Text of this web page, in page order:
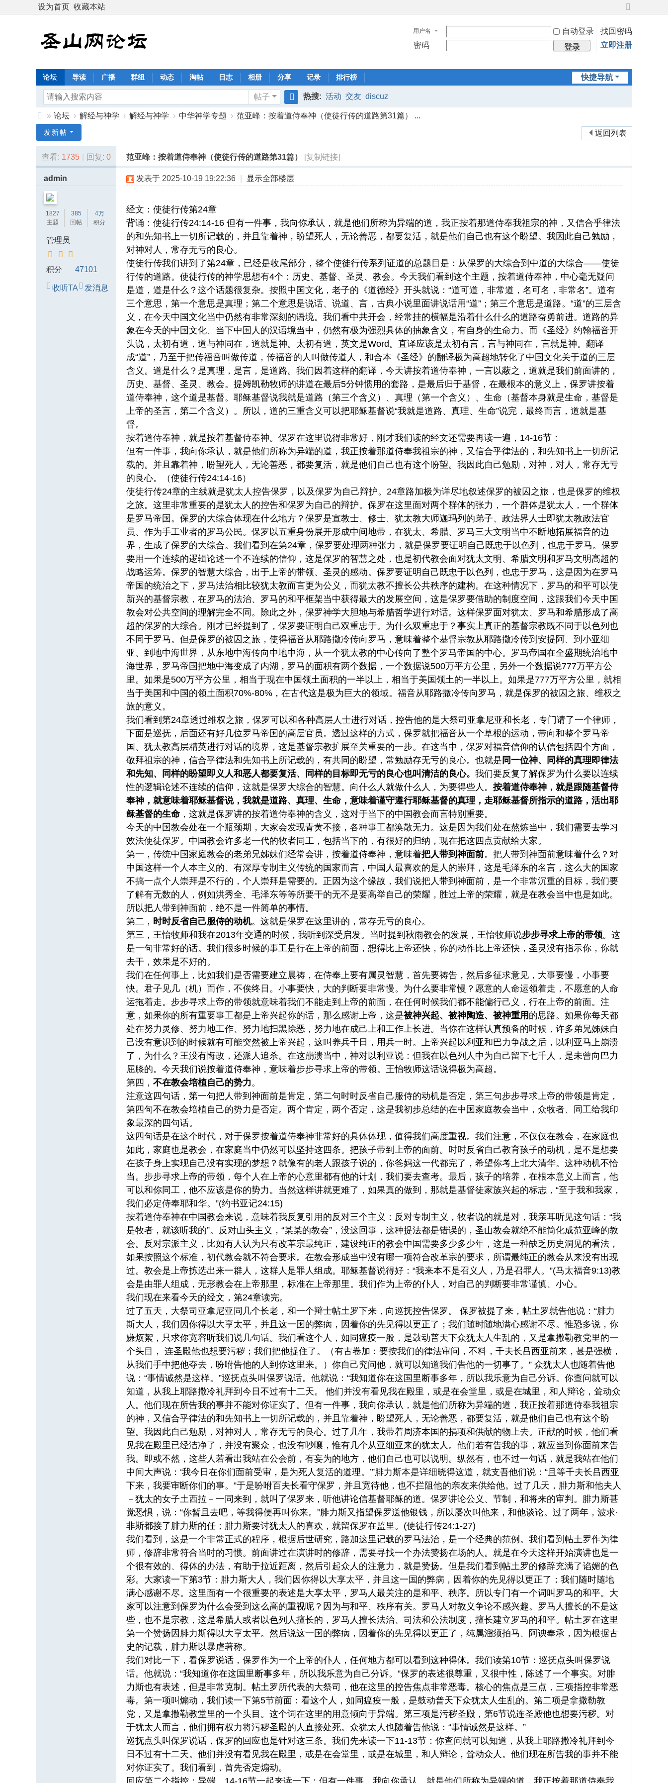
设为首页 收藏本站
切
换
到
宽
版
用户名 自动登录
找回密码
密码
登录 立即注册
快捷导航
论坛 导读 广播 群组 动态 淘帖 日志 相册 分享 记录 排行榜
帖子
搜
热搜: 活动 交友 discuz
山
网
坛
» 论坛 › 解经与神学 › 解经与神学 › 中华神学专题 › 范亚峰：按着道侍奉神（使徒行传的道路第31篇） ...
返回列表
发新帖
查看: 1735 回复: 0 范亚峰：按着道侍奉神（使徒行传的道路第31篇） [复制链接]
admin
1827
主题
385
回帖
4万
积分
管理员
积分 47101
收听TA 发消息
发表于 2025-10-19 19:22:36 显示全部楼层
经文：使徒行传第24章
背诵：使徒行传24:14-16 但有一件事，我向你承认，就是他们所称为异端的道，我正按着那道侍奉我祖宗的神，又信合乎律法
的和先知书上一切所记载的，并且靠着神，盼望死人，无论善恶，都要复活，就是他们自己也有这个盼望。我因此自己勉励，
对神对人，常存无亏的良心。
使徒行传我们讲到了第24章，已经是收尾部分，整个使徒行传系列证道的总题目是：从保罗的大综合到中道的大综合——使徒
行传的道路。使徒行传的神学思想有4个：历史、基督、圣灵、教会。今天我们看到这个主题，按着道侍奉神，中心毫无疑问
是道，道是什么？这个话题很复杂。按照中国文化，老子的《道德经》开头就说：“道可道，非常道，名可名，非常名”。道有
三个意思，第一个意思是真理；第二个意思是说话、说道、言，古典小说里面讲说话用“道”；第三个意思是道路。“道”的三层含
义，在今天中国文化当中仍然有非常深刻的语境。我们看中共开会，经常挂的横幅是沿着什么什么的道路奋勇前进。道路的异
象在今天的中国文化、当下中国人的汉语境当中，仍然有极为强烈具体的抽象含义，有自身的生命力。而《圣经》约翰福音开
头说，太初有道，道与神同在，道就是神。太初有道，英文是Word。直译应该是太初有言，言与神同在，言就是神。翻译
成“道”，乃至于把传福音叫做传道，传福音的人叫做传道人，和合本《圣经》的翻译极为高超地转化了中国文化关于道的三层
含义。道是什么？是真理，是言，是道路。我们因着这样的翻译，今天讲按着道侍奉神，一言以蔽之，道就是我们前面讲的，
历史、基督、圣灵、教会。提姆凯勒牧师的讲道在最后5分钟惯用的套路，是最后归于基督，在最根本的意义上，保罗讲按着
道侍奉神，这个道是基督。耶稣基督说我就是道路（第三个含义）、真理（第一个含义）、生命（基督本身就是生命，基督是
上帝的圣言，第二个含义）。所以，道的三重含义可以把耶稣基督说“我就是道路、真理、生命”说完，最终而言，道就是基
督。
按着道侍奉神，就是按着基督侍奉神。保罗在这里说得非常好，刚才我们读的经文还需要再读一遍，14-16节：
但有一件事，我向你承认，就是他们所称为异端的道，我正按着那道侍奉我祖宗的神，又信合乎律法的，和先知书上一切所记
载的。并且靠着神，盼望死人，无论善恶，都要复活，就是他们自己也有这个盼望。我因此自己勉励，对神，对人，常存无亏
的良心。（使徒行传24:14-16）
使徒行传24章的主线就是犹太人控告保罗，以及保罗为自己辩护。24章路加极为详尽地叙述保罗的被囚之旅，也是保罗的维权
之旅。这里非常重要的是犹太人的控告和保罗为自己的辩护。保罗在这里面对两个群体的张力，一个群体是犹太人，一个群体
是罗马帝国。保罗的大综合体现在什么地方？保罗是宣教士、修士、犹太教大师迦玛列的弟子、政法界人士即犹太教政法官
员、作为手工业者的罗马公民。保罗以五重身份展开形成中间地带，在犹太、希腊、罗马三大文明当中不断地拓展福音的边
界，生成了保罗的大综合。我们看到在第24章，保罗要处理两种张力，就是保罗要证明自己既忠于以色列，也忠于罗马。保罗
要用一个连续的逻辑论述一个不连续的信仰，这是保罗的智慧之处，也是初代教会面对犹太文明、希腊文明和罗马文明高超的
战略运筹。保罗的智慧大综合，出于上帝的带领、圣灵的感动。保罗要证明自己既忠于以色列，也忠于罗马，这是因为在罗马
帝国的统治之下，罗马法治相比较犹太教而言更为公义，而犹太教不擅长公共秩序的建构。在这种情况下，罗马的和平可以使
新兴的基督宗教，在罗马的法治、罗马的和平框架当中获得最大的发展空间，这是保罗要借助的制度空间，这跟我们今天中国
教会对公共空间的理解完全不同。除此之外，保罗神学大胆地与希腊哲学进行对话。这样保罗面对犹太、罗马和希腊形成了高
超的保罗的大综合。刚才已经提到了，保罗要证明自己双重忠于。为什么双重忠于？事实上真正的基督宗教既不同于以色列也
不同于罗马。但是保罗的被囚之旅，使得福音从耶路撒冷传向罗马，意味着整个基督宗教从耶路撒冷传到安提阿、到小亚细
亚、到地中海世界，从东地中海传向中地中海，从一个犹太教的中心传向了整个罗马帝国的中心。罗马帝国在全盛期统治地中
海世界，罗马帝国把地中海变成了内湖，罗马的面积有两个数据，一个数据说500万平方公里，另外一个数据说777万平方公
里。如果是500万平方公里，相当于现在中国领土面积的一半以上，相当于美国领土的一半以上。如果是777万平方公里，就相
当于美国和中国的领土面积70%-80%，在古代这是极为巨大的领域。福音从耶路撒冷传向罗马，就是保罗的被囚之旅、维权之
旅的意义。
我们看到第24章透过维权之旅，保罗可以和各种高层人士进行对话，控告他的是大祭司亚拿尼亚和长老，专门请了一个律师，
下面是巡抚，后面还有好几位罗马帝国的高层官员。透过这样的方式，保罗就把福音从一个草根的运动，带向和整个罗马帝
国、犹太教高层精英进行对话的境界，这是基督宗教扩展至关重要的一步。在这当中，保罗对福音信仰的认信包括四个方面，
敬拜祖宗的神，信合乎律法和先知书上所记载的，有共同的盼望，常勉励存无亏的良心。也就是 同一位神、同样的真理即律法
和先知、同样的盼望即义人和恶人都要复活、同样的目标即无亏的良心也叫清洁的良心。 我们要反复了解保罗为什么要以连续
性的逻辑论述不连续的信仰，这就是保罗大综合的智慧。向什么人就做什么人，为要得些人。 按着道侍奉神，就是跟随基督侍
奉神 ， 就意味着耶稣基督说，我就是道路、真理、生命，意味着谨守遵行耶稣基督的真理，走耶稣基督所指示的道路，活出耶
稣基督的生命，这就是保罗讲的按着道侍奉神的含义，这对于当下的中国教会而言特别重要。
今天的中国教会处在一个瓶颈期，大家会发现青黄不接，各种事工都涣散无力。这是因为我们处在熬炼当中，我们需要去学习
效法使徒保罗。中国教会许多老一代的牧者同工，包括当下的，有很好的归纳，现在把这四点贡献给大家。
第一，传统中国家庭教会的老弟兄姊妹们经常会讲，按着道侍奉神，意味着把人带到神面前。把人带到神面前意味着什么？对
中国这样一个人本主义的、有深厚专制主义传统的国家而言，中国人最喜欢的是人的崇拜，这是毛泽东的名言，这么大的国家
不搞一点个人崇拜是不行的，个人崇拜是需要的。正因为这个缘故，我们说把人带到神面前，是一个非常沉重的目标，我们要
了解有无数的人，例如洪秀全、毛泽东等等所要干的无不是要高举自己的荣耀，胜过上帝的荣耀，就是在教会当中也是如此。
所以把人带到神面前，绝不是一件简单的事情。
第二， 时时反省自己服侍的动机。这就是保罗在这里讲的，常存无亏的良心。
第三，王怡牧师和我在2013年交通的时候，我听到深受启发。当时提到秋雨教会的发展，王怡牧师说步步寻求上帝的带领。这
是一句非常好的话。我们很多时候的事工是行在上帝的前面，想得比上帝还快，你的动作比上帝还快，圣灵没有指示你，你就
去干，效果是不好的。
我们在任何事上，比如我们是否需要建立晨祷，在侍奉上要有属灵智慧，首先要祷告，然后多征求意见，大事要慢，小事要
快。君子见几（机）而作，不俟终日。小事要快，大的判断要非常慢。为什么要非常慢？愿意的人命运领着走，不愿意的人命
运拖着走。步步寻求上帝的带领就意味着我们不能走到上帝的前面，在任何时候我们都不能偏行己义，行在上帝的前面。注
意，如果你的所有重要事工都是上帝兴起你的话，那么感谢上帝，这是被神兴起、被神陶造、被神重用 的思路。如果你每天都
处在努力灵修、努力地工作、努力地扫黑除恶，努力地在成己上和工作上长进。当你在这样认真预备的时候，许多弟兄姊妹自
己没有意识到的时候就有可能突然被上帝兴起，这叫养兵千日，用兵一时。上帝兴起以利亚和巴力争战之后，以利亚马上崩溃
了，为什么？王没有悔改，还派人追杀。在这崩溃当中，神对以利亚说：但我在以色列人中为自己留下七千人，是未曾向巴力
屈膝的。今天我们说按着道侍奉神，意味着步步寻求上帝的带领。王怡牧师这话说得极为高超。
第四， 不在教会培植自己的势力。
注意这四句话，第一句把人带到神面前是肯定，第二句时时反省自己服侍的动机是否定，第三句步步寻求上帝的带领是肯定，
第四句不在教会培植自己的势力是否定。两个肯定，两个否定，这是我初步总结的在中国家庭教会当中，众牧者、同工给我印
象最深的四句话。
这四句话是在这个时代，对于保罗按着道侍奉神非常好的具体体现，值得我们高度重视。我们注意，不仅仅在教会，在家庭也
如此，家庭也是教会，在家庭当中仍然可以坚持这四条。把孩子带到上帝的面前。时时反省自己教育孩子的动机，是不是想要
在孩子身上实现自己没有实现的梦想？就像有的老人跟孩子说的，你爸妈这一代都完了，希望你考上北大清华。这种动机不恰
当。步步寻求上帝的带领，每个人在上帝的心意里都有他的计划，我们要去查考。最后，孩子的培养，在根本意义上而言，他
可以和你同工，他不应该是你的势力。当然这样讲就更难了，如果真的做到，那就是基督徒家族兴起的标志，“至于我和我家，
我们必定侍奉耶和华。”(约书亚记24:15)
按着道侍奉神在中国教会来说，意味着我反复引用的反对三个主义：反对专制主义，牧者说的就是对，我亲耳听见这句话：“我
是牧者，就该听我的”。反对山头主义，“某某的教会”，没这回事，这种提法都是错误的，圣山教会就绝不能简化成范亚峰的教
会。反对宗派主义，比如有人认为只有改革宗最纯正，建设纯正的教会中国需要多少多少年，这是一种缺乏历史洞见的看法，
如果按照这个标准，初代教会就不符合要求。在教会形成当中没有哪一项符合改革宗的要求，所谓最纯正的教会从来没有出现
过。教会是上帝拣选出来一群人，这群人是罪人组成。耶稣基督说得好：“我来本不是召义人，乃是召罪人。”(马太福音9:13)教
会是由罪人组成，无形教会在上帝那里，标准在上帝那里。我们作为上帝的仆人，对自己的判断要非常谨慎、小心。
我们现在来看今天的经文，第24章读完。
过了五天，大祭司亚拿尼亚同几个长老，和一个辩士帖土罗下来，向巡抚控告保罗。 保罗被提了来，帖土罗就告他说：“腓力
斯大人，我们因你得以大享太平，并且这一国的弊病，因着你的先见得以更正了；我们随时随地满心感谢不尽。惟恐多说，你
嫌烦絮，只求你宽容听我们说几句话。我们看这个人，如同瘟疫一般，是鼓动普天下众犹太人生乱的，又是拿撒勒教党里的一
个头目， 连圣殿他也想要污秽；我们把他捉住了。（有古卷加：要按我们的律法审问，不料，千夫长吕西亚前来，甚是强横，
从我们手中把他夺去，吩咐告他的人到你这里来。）你自己究问他，就可以知道我们告他的一切事了。” 众犹太人也随着告他
说：“事情诚然是这样。”巡抚点头叫保罗说话。他就说：“我知道你在这国里断事多年，所以我乐意为自己分诉。你查问就可以
知道，从我上耶路撒冷礼拜到今日不过有十二天。 他们并没有看见我在殿里，或是在会堂里，或是在城里，和人辩论，耸动众
人。他们现在所告我的事并不能对你证实了。但有一件事，我向你承认，就是他们所称为异端的道，我正按着那道侍奉我祖宗
的神，又信合乎律法的和先知书上一切所记载的，并且靠着神，盼望死人，无论善恶，都要复活，就是他们自己也有这个盼
望。我因此自己勉励，对神对人，常存无亏的良心。过了几年，我带着周济本国的捐项和供献的物上去。正献的时候，他们看
见我在殿里已经洁净了，并没有聚众，也没有吵嚷，惟有几个从亚细亚来的犹太人。他们若有告我的事，就应当到你面前来告
我。即或不然，这些人若看出我站在公会前，有妄为的地方，他们自己也可以说明。纵然有，也不过一句话，就是我站在他们
中间大声说：‘我今日在你们面前受审，是为死人复活的道理。’”腓力斯本是详细晓得这道，就支吾他们说：“且等千夫长吕西亚
下来，我要审断你们的事。”于是吩咐百夫长看守保罗，并且宽待他，也不拦阻他的亲友来供给他。过了几天，腓力斯和他夫人
－犹太的女子土西拉－一同来到，就叫了保罗来，听他讲论信基督耶稣的道。保罗讲论公义、节制，和将来的审判。腓力斯甚
觉恐惧，说：“你暂且去吧，等我得便再叫你来。”腓力斯又指望保罗送他银钱，所以屡次叫他来，和他谈论。过了两年，波求·
非斯都接了腓力斯的任；腓力斯要讨犹太人的喜欢，就留保罗在监里。(使徒行传24:1-27)
我们看到，这是一个非常正式的程序，根据后世研究，路加这里记载的罗马法治，是一个经典的范例。我们看到帖土罗作为律
师，修辞非常符合当时的习惯。前面讲过在演讲时的修辞，需要寻找一个办法赞扬在场的人。就是在今天这样开始演讲也是一
个很有效的、得体的办法，有助于拉近距离，然后引起众人的注意力，就是赞扬。但是我们看到帖土罗的修辞充满了谄媚的色
彩。大家读一下第3节：腓力斯大人，我们因你得以大享太平，并且这一国的弊病，因着你的先见得以更正了；我们随时随地
满心感谢不尽。这里面有一个很重要的表述是大享太平，罗马人最关注的是和平、秩序。所以专门有一个词叫罗马的和平。大
家可以注意到保罗为什么会受到这么高的重视呢？因为与和平、秩序有关。罗马人对教义争论不感兴趣。罗马人擅长的不是这
些，也不是宗教，这是希腊人或者以色列人擅长的，罗马人擅长法治、司法和公法制度，擅长建立罗马的和平。帖土罗在这里
第一个赞扬因腓力斯得以大享太平。然后说这一国的弊病，因着你的先见得以更正了，纯属溜须拍马、阿谀奉承，因为根据古
史的记载，腓力斯以暴虐著称。
我们对比一下，看保罗说话，保罗作为一个上帝的仆人，任何地方都可以看到这种得体。我们读第10节：巡抚点头叫保罗说
话。他就说：“我知道你在这国里断事多年，所以我乐意为自己分诉。”保罗的表述很尊重，又很中性，陈述了一个事实。对腓
力斯也有表述，但是非常克制。帖土罗所代表的大祭司，他在这里的控告焦点非常恶毒。核心的焦点是三点，三项指控非常恶
毒。第一项叫煽动，我们读一下第5节前面：看这个人，如同瘟疫一般，是鼓动普天下众犹太人生乱的。第二项是拿撒勒教
党，又是拿撒勒教堂里的一个头目。这个词在这里的用意倾向于异端。第三项是污秽圣殿，第6节说连圣殿他也想要污秽。对
于犹太人而言，他们拥有权力将污秽圣殿的人直接处死。众犹太人也随着告他说：“事情诚然是这样。”
巡抚点头叫保罗说话，保罗的回应也是针对这三条。我们先来读一下11-13节：你查问就可以知道，从我上耶路撒冷礼拜到今
日不过有十二天。他们并没有看见我在殿里，或是在会堂里，或是在城里，和人辩论，耸动众人。他们现在所告我的事并不能
对你证实了。我们看到，首先否定煽动。
回应第二个指控：异端。14-16节一起来读一下：但有一件事，我向你承认，就是他们所称为异端的道，我正按着那道侍奉我